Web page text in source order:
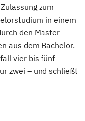
zum
in einem
den Master
aus dem Bachelor.
vier bis fünf
zwei – und schließt